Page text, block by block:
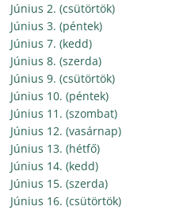
Június 2. (csütörtök)
Június 3. (péntek)
Június 7. (kedd)
Június 8. (szerda)
Június 9. (csütörtök)
Június 10. (péntek)
Június 11. (szombat)
Június 12. (vasárnap)
Június 13. (hétfő)
Június 14. (kedd)
Június 15. (szerda)
Június 16. (csütörtök)